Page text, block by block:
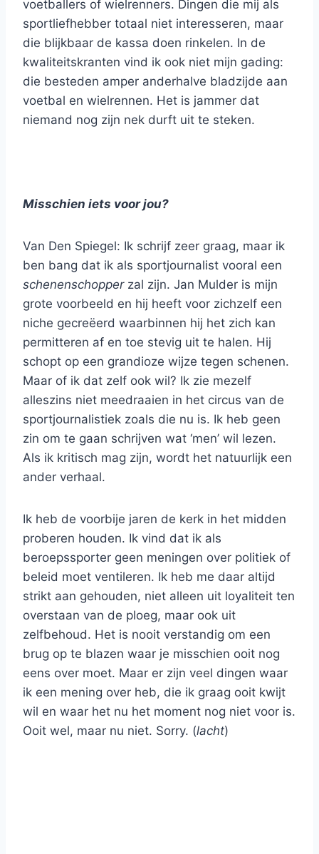
voetballers of wielrenners. Dingen die mij als
sportliefhebber totaal niet interesseren, maar
die blijkbaar de kassa doen rinkelen. In de
kwaliteitskranten vind ik ook niet mijn gading:
die besteden amper anderhalve bladzijde aan
voetbal en wielrennen. Het is jammer dat
niemand nog zijn nek durft uit te steken.
Misschien iets voor jou?
Van Den Spiegel: Ik schrijf zeer graag, maar ik
ben bang dat ik als sportjournalist vooral een
schenenschopperzal zijn. Jan Mulder is mijn
grote voorbeeld en hij heeft voor zichzelf een
niche gecreëerd waarbinnen hij het zich kan
permitteren af en toe stevig uit te halen. Hij
schopt op een grandioze wijze tegen schenen.
Maar of ik dat zelf ook wil? Ik zie mezelf
alleszins niet meedraaien in het circus van de
sportjournalistiek zoals die nu is. Ik heb geen
zin om te gaan schrijven wat ‘men’ wil lezen.
Als ik kritisch mag zijn, wordt het natuurlijk een
ander verhaal.
Ik heb de voorbije jaren de kerk in het midden
proberen houden. Ik vind dat ik als
beroepssporter geen meningen over politiek of
beleid moet ventileren. Ik heb me daar altijd
strikt aan gehouden, niet alleen uit loyaliteit ten
overstaan van de ploeg, maar ook uit
zelfbehoud. Het is nooit verstandig om een
brug op te blazen waar je misschien ooit nog
eens over moet. Maar er zijn veel dingen waar
ik een mening over heb, die ik graag ooit kwijt
wil en waar het nu het moment nog niet voor is.
Ooit wel, maar nu niet. Sorry. (lacht)